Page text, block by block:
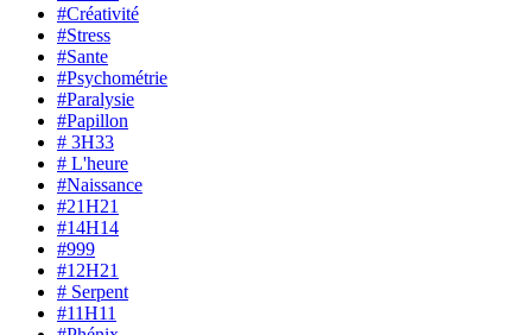
#Créativité
#Stress
#Sante
#Psychométrie
#Paralysie
#Papillon
# 3H33
# L'heure
#Naissance
#21H21
#14H14
#999
#12H21
# Serpent
#11H11